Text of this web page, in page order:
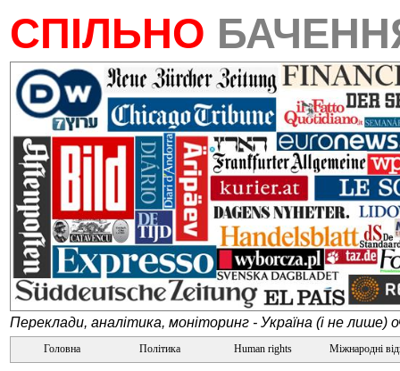
СПІЛЬНО
Переклади, аналітика, моніторинг - Україна (і не лише)
Головна Політика Human rights Міжнародні